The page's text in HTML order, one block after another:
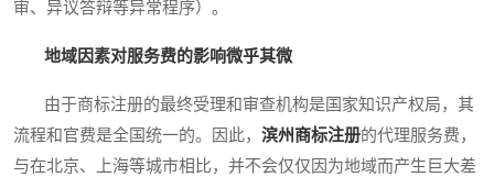
审、异议答辩等异常程序）。
地域因素对服务费的影响微乎其微
由于商标注册的最终受理和审查机构是国家知识产权局，其
流程和官费是全国统一的。因此， 滨州商标注册的代理服务费，
与在北京、上海等城市相比，并不会仅仅因为地域而产生巨大差